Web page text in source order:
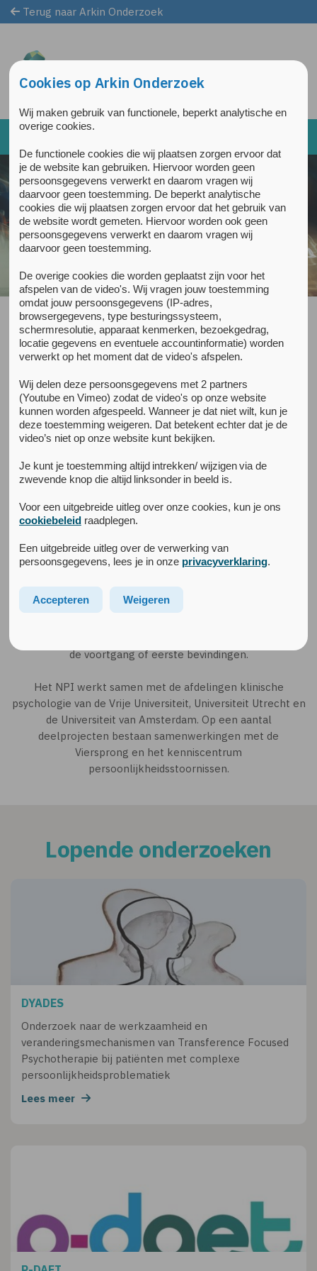
Terug naar Arkin Onderzoek
Kenniscentrum
Persoonlijkheids­stoornissen
Het kenniscentrum Persoonlijkheidsstoornissen van het
NPI richt zich op alle vormen van
persoonlijkheidsstoornissen en daaraan gerelateerde co-
morbiditeit. De onderzoeken betreffen RCT’s, cohort
studies, kwalitatief onderzoek en diagnostiek.
Het NPI heeft een actieve researchcie waar al het
onderzoek en (concept) protocollen en artikelen
ROM instrumenten en stelt deze vast. De researchcie
voorgezeten door dr. Rien Van, directeur behandelzaken
NPI.
de voortgang of eerste bevindingen.
Het NPI werkt samen met de afdelingen klinische
psychologie van de Vrije Universiteit, Universiteit Utrecht en
de Universiteit van Amsterdam. Op een aantal
deelprojecten bestaan samenwerkingen met de
Viersprong en het kenniscentrum
persoonlijkheidsstoornissen.
Lopende onderzoeken
DYADES
Onderzoek naar de werkzaamheid en
veranderingsmechanismen van Transference Focused
Psychotherapie bij patiënten met complexe
persoonlijkheidsproblematiek
Lees meer
Cookies op Arkin Onderzoek
Wij maken gebruik van functionele, beperkt analytische en
overige cookies.
De functionele cookies die wij plaatsen zorgen ervoor dat
je de website kan gebruiken. Hiervoor worden geen
persoonsgegevens verwerkt en daarom vragen wij
daarvoor geen toestemming. De beperkt analytische
cookies die wij plaatsen zorgen ervoor dat het gebruik van
de website wordt gemeten. Hiervoor worden ook geen
persoonsgegevens verwerkt en daarom vragen wij
daarvoor geen toestemming.
De overige cookies die worden geplaatst zijn voor het
afspelen van de video's. Wij vragen jouw toestemming
omdat jouw persoonsgegevens (IP-adres,
browsergegevens, type besturingssysteem,
schermresolutie, apparaat kenmerken, bezoekgedrag,
locatie gegevens en eventuele accountinformatie) worden
verwerkt op het moment dat de video's afspelen.
Wij delen deze persoonsgegevens met 2 partners
(Youtube en Vimeo) zodat de video's op onze website
kunnen worden afgespeeld. Wanneer je dat niet wilt, kun je
deze toestemming weigeren. Dat betekent echter dat je de
video’s niet op onze website kunt bekijken.
Je kunt je toestemming altijd intrekken/ wijzigen via de
zwevende knop die altijd linksonder in beeld is.
Voor een uitgebreide uitleg over onze cookies, kun je ons
cookiebeleidraadplegen.
Een uitgebreide uitleg over de verwerking van
persoonsgegevens, lees je in onze privacyverklaring.
Accepteren Weigeren